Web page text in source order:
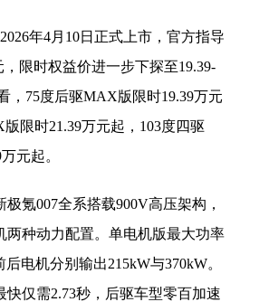
年4月10日正式上市，官方指导
，限时权益价进一步下探至19.39-
，75度后驱MAX版限时19.39万元
限时21.39万元起，103度四驱
元起。
氪007全系搭载900V高压架构，
两种动力配置。单电机版最大功率
电机分别输出215kW与370kW。
快仅需2.73秒，后驱车型零百加速